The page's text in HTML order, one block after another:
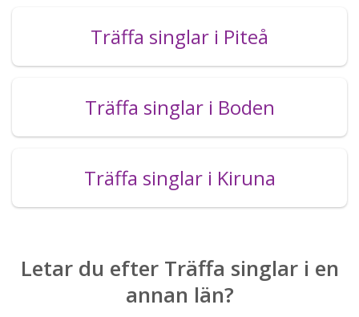
Träffa singlar i Piteå
Träffa singlar i Boden
Träffa singlar i Kiruna
Letar du efter Träffa singlar i en
annan län?